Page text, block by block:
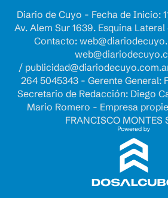
Diario de Cuyo - Fecha de Inicio:
Av. Alem Sur 1639. Esquina
Contacto:
/
264 5045343 - Gerente General:
Secretario de Redacción: Diego
Mario Romero - Empresa
FRANCISCO MONTES